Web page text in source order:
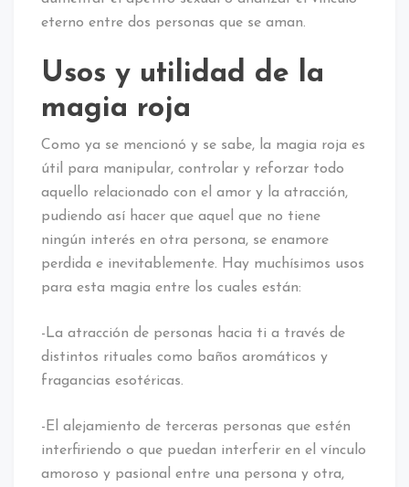
eterno entre dos personas que se aman.
Usos y utilidad de la
magia roja
Como ya se mencionó y se sabe, la magia roja es
útil para manipular, controlar y reforzar todo
aquello relacionado con el amor y la atracción,
pudiendo así hacer que aquel que no tiene
ningún interés en otra persona, se enamore
perdida e inevitablemente. Hay muchísimos usos
para esta magia entre los cuales están:
-La atracción de personas hacia ti a través de
distintos rituales como baños aromáticos y
fragancias esotéricas.
-El alejamiento de terceras personas que estén
interfiriendo o que puedan interferir en el vínculo
amoroso y pasional entre una persona y otra,